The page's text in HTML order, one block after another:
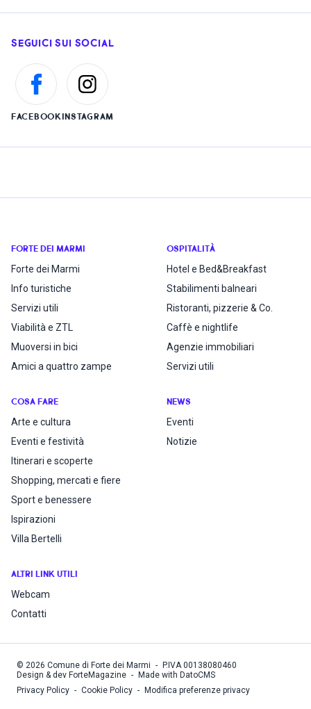
SEGUICI SUI SOCIAL
FACEBOOKINSTAGRAM
FORTE DEI MARMI
Forte dei Marmi
Info turistiche
Servizi utili
Viabilità e ZTL
Muoversi in bici
Amici a quattro zampe
OSPITALITÀ
Hotel e Bed&Breakfast
Stabilimenti balneari
Ristoranti, pizzerie & Co.
Caffè e nightlife
Agenzie immobiliari
Servizi utili
COSA FARE
Arte e cultura
Eventi e festività
Itinerari e scoperte
Shopping, mercati e fiere
Sport e benessere
Ispirazioni
Villa Bertelli
NEWS
Eventi
Notizie
ALTRI LINK UTILI
Webcam
Contatti
© 2026 Comune di Forte dei Marmi - P.IVA00138080460
Design & dev ForteMagazine -
Made with DatoCMS
Privacy Policy - Cookie Policy - Modifica preferenze privacy